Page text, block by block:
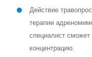
Действие
терапии
специалист сможет
концентрацию.